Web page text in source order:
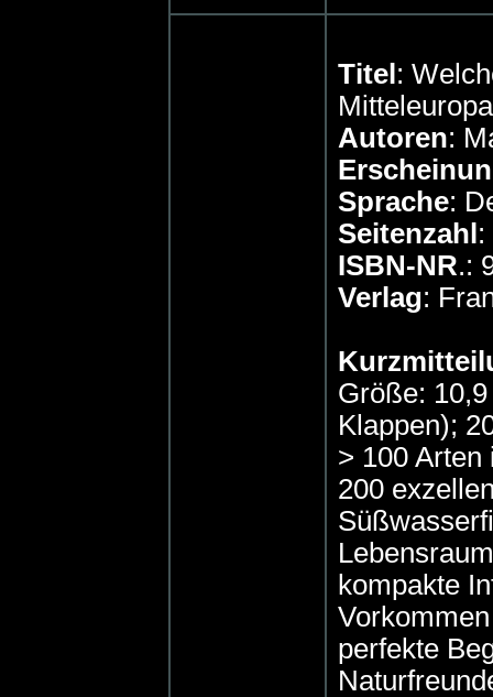
Titel :
Autoren:
Sprache:
Seitenzahl :
ISBN-NR.:
Verlag:
Größe:
Klappen);
> 100
200
kompakte
perfekte